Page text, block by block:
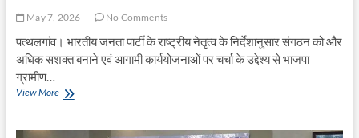
May 7, 2026 No Comments
पत्थलगांव। भारतीय जनता पार्टी के राष्ट्रीय नेतृत्व के निर्देशानुसार संगठन को और
अधिक सशक्त बनाने एवं आगामी कार्ययोजनाओं पर चर्चा के उद्देश्य से भाजपा
ग्रामीण…
View Moreसंगठन